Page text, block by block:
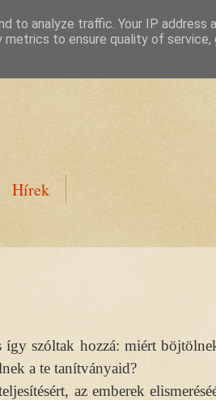
Hírek
így szóltak hozzá: miért
a te tanítványaid?
az emberek
to analyze traffic. Your IP address
to ensure quality of service,